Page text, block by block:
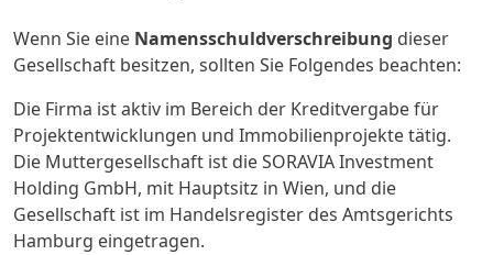
Wenn Sie eine Namensschuldverschreibung dieser
Gesellschaft besitzen, sollten Sie Folgendes beachten:
Die Firma ist aktiv im Bereich der Kreditvergabe für
Projektentwicklungen und Immobilienprojekte tätig.
Die Muttergesellschaft ist die SORAVIA Investment
Holding GmbH, mit Hauptsitz in Wien, und die
Gesellschaft ist im Handelsregister des Amtsgerichts
Hamburg eingetragen.